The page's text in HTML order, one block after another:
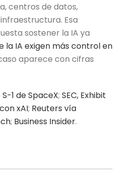
centros de datos,
Esa
sostener la IA ya
la IA exigen más control en
aparece con cifras
1 de SpaceX; SEC, Exhibit
xAI; Reuters vía
; Business Insider.